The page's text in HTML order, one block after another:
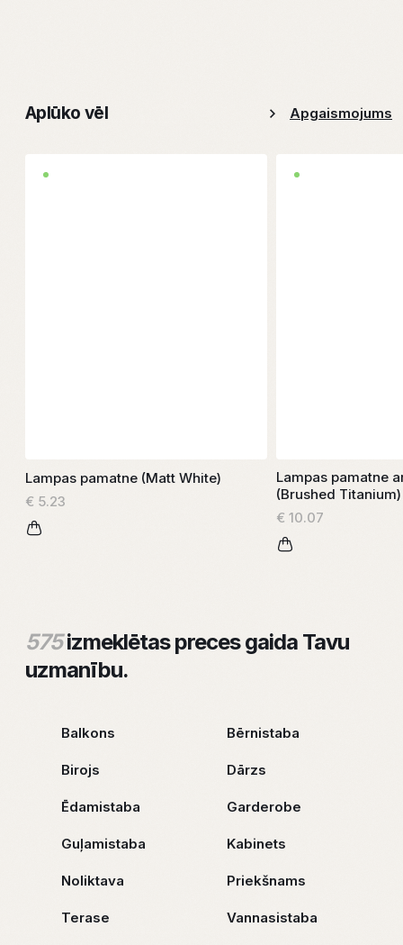
Aplūko vēl Apgaismojums
Lampas pamatne (Matt White)
€ 5.23
Lampas pamatne
(Brushed Titanium)
€ 10.07
575izmeklētas preces gaida Tavu
uzmanību.
Balkons Bērnistaba
Birojs Dārzs
Ēdamistaba Garderobe
Guļamistaba Kabinets
Noliktava Priekšnams
Terase Vannasistaba